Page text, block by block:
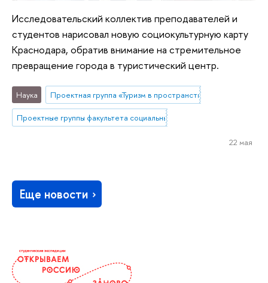
Исследовательский коллектив преподавателей и
студентов нарисовал новую социокультурную карту
Краснодара, обратив внимание на стремительное
превращение города в туристический центр.
Наука Проектная группа «Туризм в пространстве стилей жизни»
Проектные группы факультета социальных наук
22 мая
Еще новости